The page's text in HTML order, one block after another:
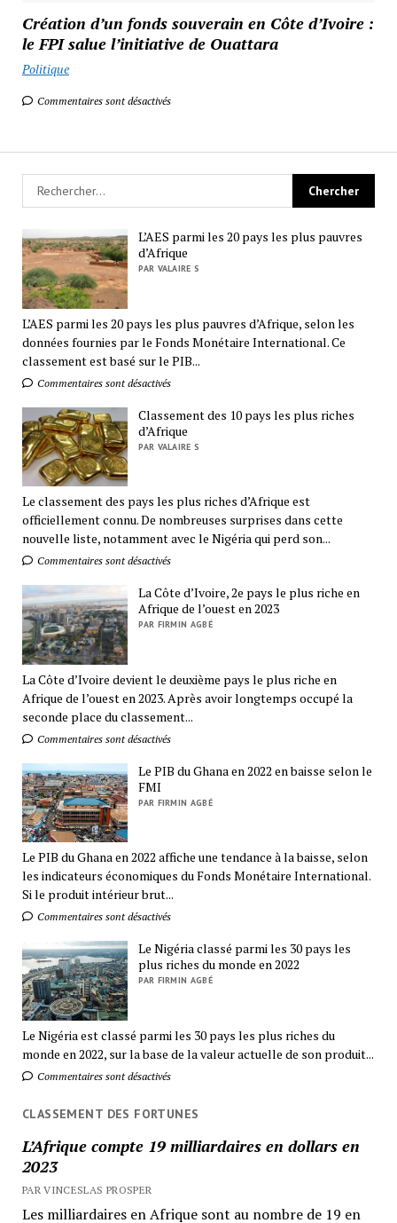
Création d’un fonds souverain en Côte d’Ivoire :
le FPI salue l’initiative de Ouattara
Politique
Commentaires sont désactivés
L’AES parmi les 20 pays les plus pauvres
d’Afrique
PAR VALAIRE S
L’AES parmi les 20 pays les plus pauvres d’Afrique, selon les
données fournies par le Fonds Monétaire International. Ce
classement est basé sur le PIB...
Commentaires sont désactivés
Classement des 10 pays les plus riches
d’Afrique
PAR VALAIRE S
Le classement des pays les plus riches d’Afrique est
officiellement connu. De nombreuses surprises dans cette
nouvelle liste, notamment avec le Nigéria qui perd son...
Commentaires sont désactivés
La Côte d’Ivoire, 2e pays le plus riche en
Afrique de l’ouest en 2023
PAR FIRMIN AGBÉ
La Côte d’Ivoire devient le deuxième pays le plus riche en
Afrique de l’ouest en 2023. Après avoir longtemps occupé la
seconde place du classement...
Commentaires sont désactivés
Le PIB du Ghana en 2022 en baisse selon le
FMI
PAR FIRMIN AGBÉ
Le PIB du Ghana en 2022 affiche une tendance à la baisse, selon
les indicateurs économiques du Fonds Monétaire International.
Si le produit intérieur brut...
Commentaires sont désactivés
Le Nigéria classé parmi les 30 pays les
plus riches du monde en 2022
PAR FIRMIN AGBÉ
Le Nigéria est classé parmi les 30 pays les plus riches du
monde en 2022, sur la base de la valeur actuelle de son produit...
Commentaires sont désactivés
CLASSEMENT DES FORTUNES
L’Afrique compte 19 milliardaires en dollars en
2023
PAR VINCESLAS PROSPER
Les milliardaires en Afrique sont au nombre de 19 en